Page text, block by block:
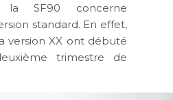
la SF90 concerne
standard. En effet,
version XX ont débuté
trimestre de